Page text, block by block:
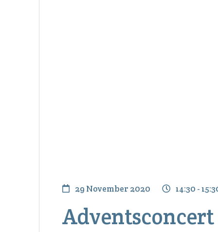
29 November 2020 14:30 -
Adventsconcert